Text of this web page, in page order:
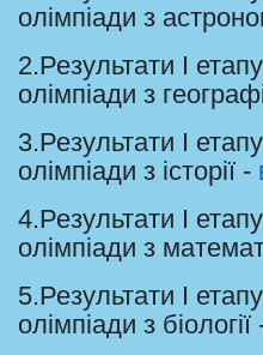
олімпіади з
2.Результати І
олімпіади з
3.Результати І
олімпіади з історії -
4.Результати І
олімпіади з
5.Результати І
олімпіади з біології